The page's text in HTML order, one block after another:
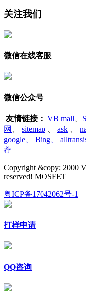
关注我们
微信在线客服
微信公众号
友情链接： VB mall
网
sitemap ask
google
Bing
荐
Copyright &copy; 2000
reserved! MOSFET
粤ICP备17042062号-1
打样申请
QQ咨询